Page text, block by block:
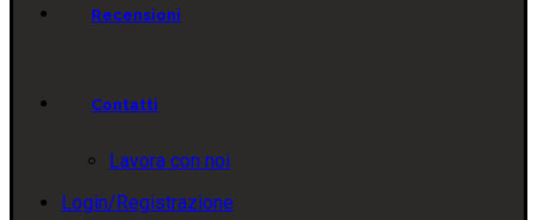
Recensioni
Contatti
Lavora con noi
Login/Registrazione